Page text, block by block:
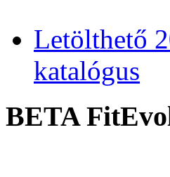
Letölthető
katalógus
BETA